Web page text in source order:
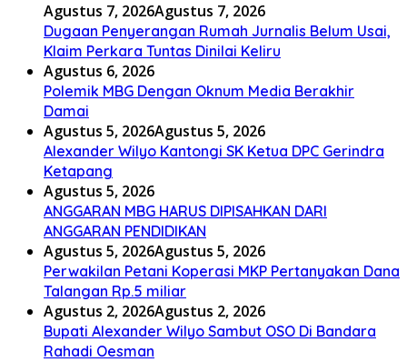
Agustus 7, 2026Agustus 7, 2026
Dugaan Penyerangan Rumah Jurnalis Belum Usai,
Klaim Perkara Tuntas Dinilai Keliru
Agustus 6, 2026
Polemik MBG Dengan Oknum Media Berakhir
Damai
Agustus 5, 2026Agustus 5, 2026
Alexander Wilyo Kantongi SK Ketua DPC Gerindra
Ketapang
Agustus 5, 2026
ANGGARAN MBG HARUS DIPISAHKAN DARI
ANGGARAN PENDIDIKAN
Agustus 5, 2026Agustus 5, 2026
Perwakilan Petani Koperasi MKP Pertanyakan Dana
Talangan Rp.5 miliar
Agustus 2, 2026Agustus 2, 2026
Bupati Alexander Wilyo Sambut OSO Di Bandara
Rahadi Oesman